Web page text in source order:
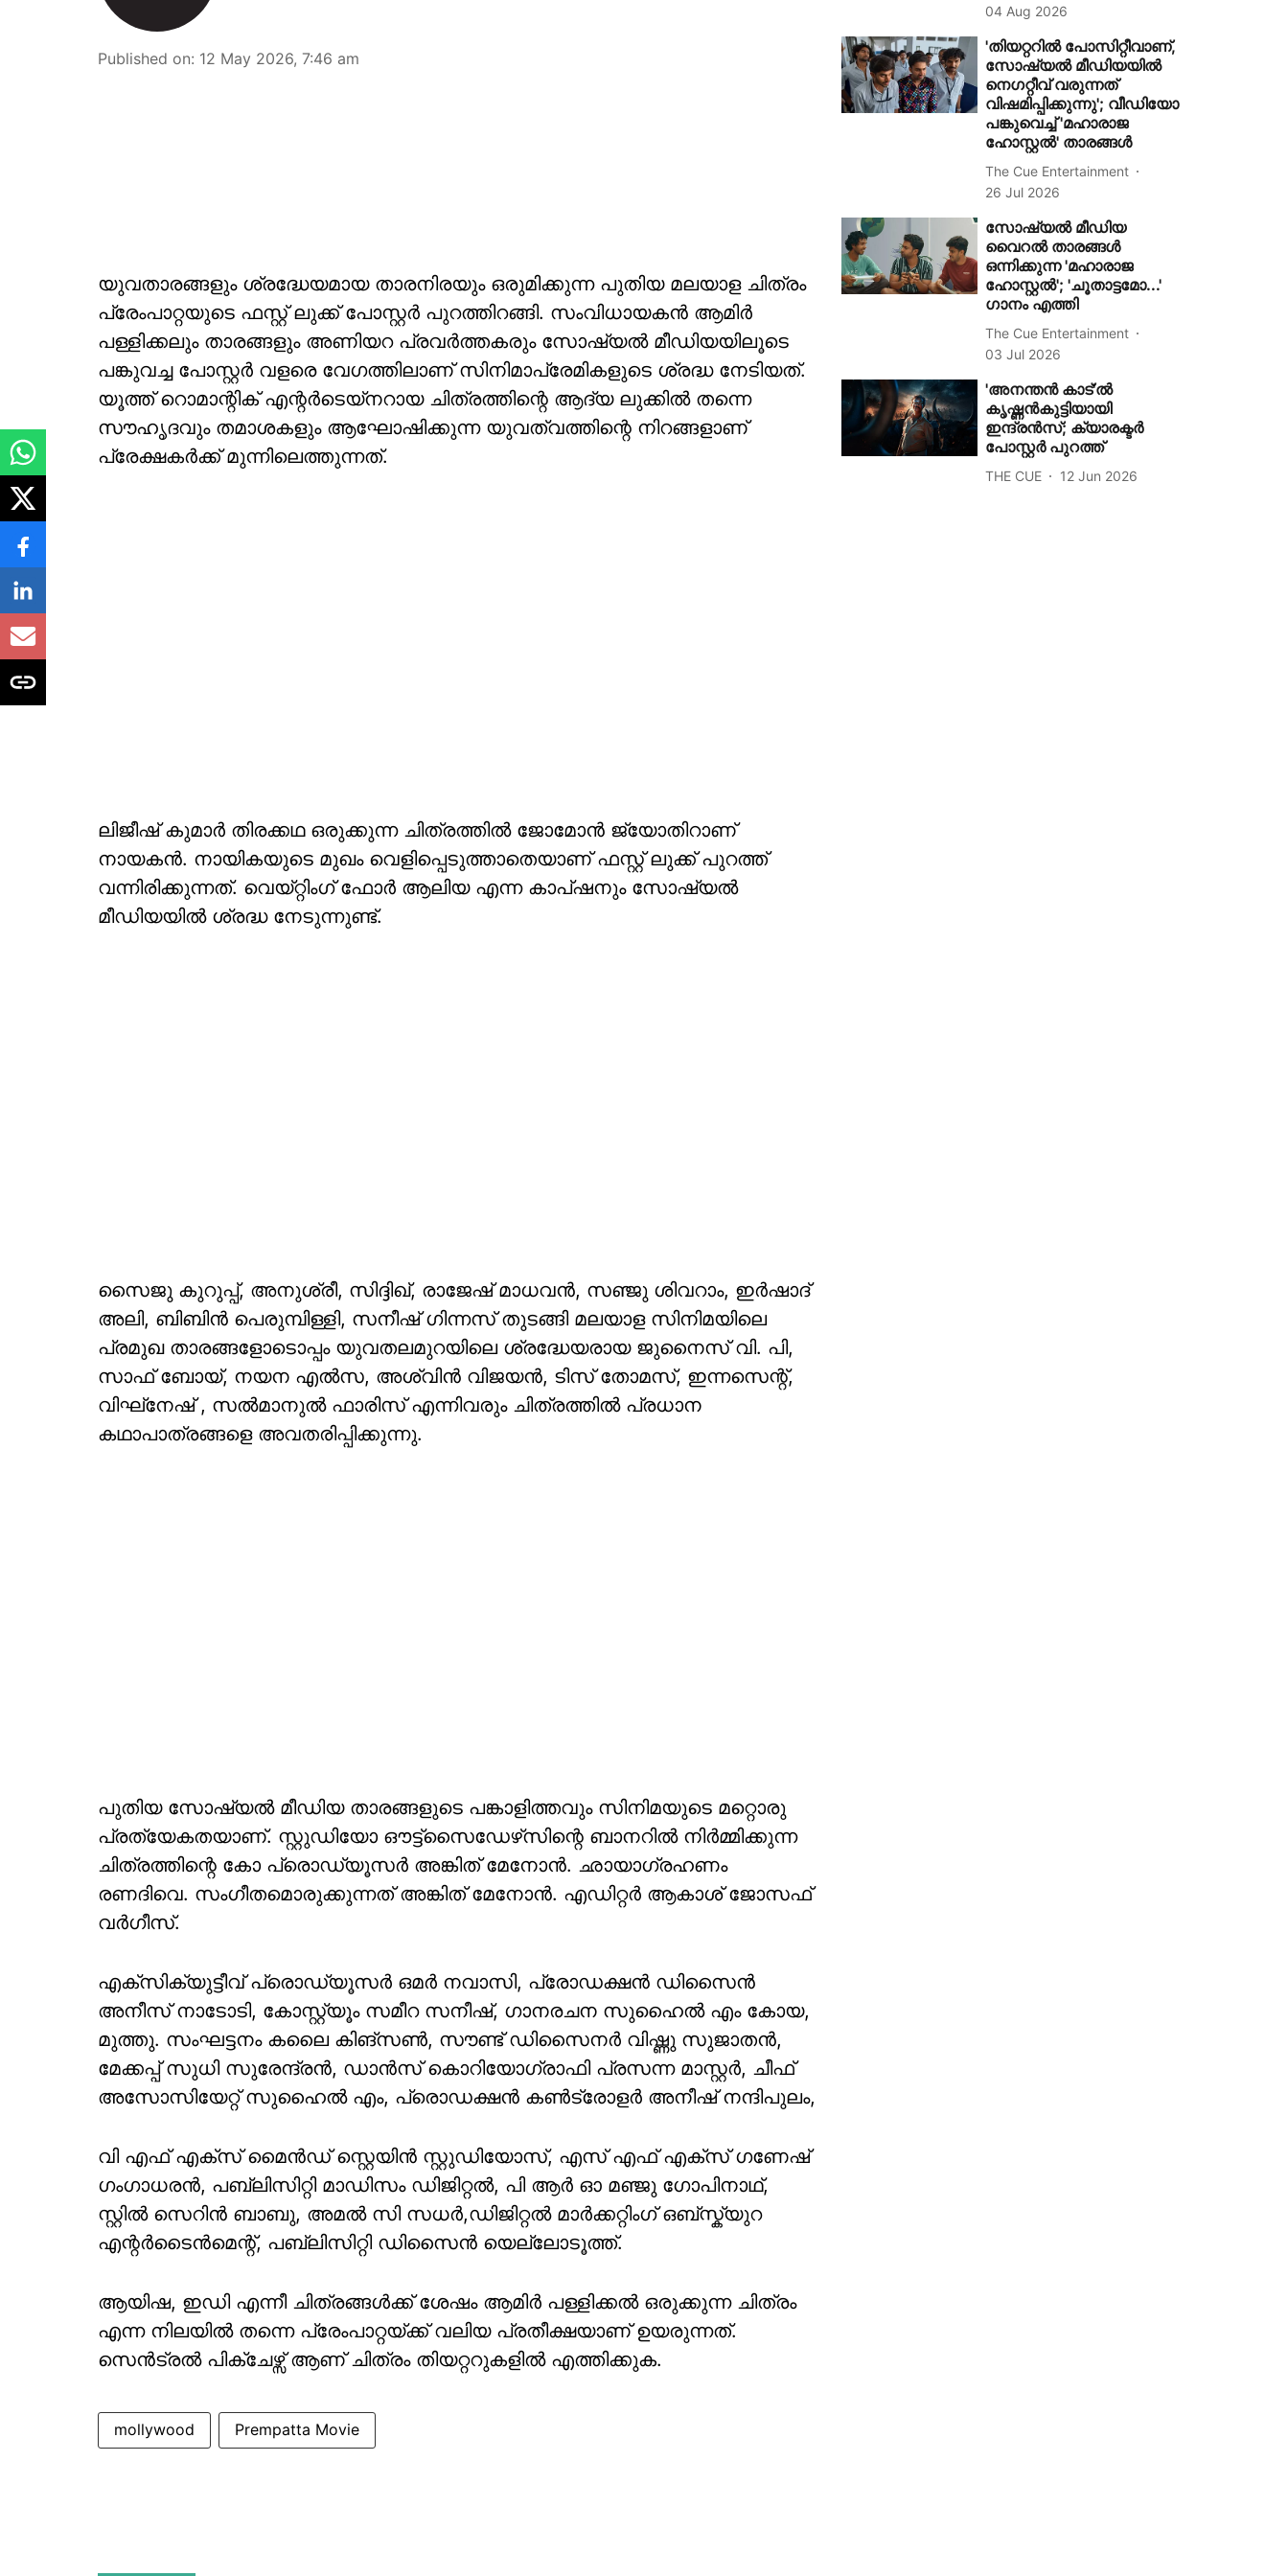
Published on: 12 May 2026, 7:46 am
യുവതാരങ്ങളും ശ്രദ്ധേയമായ താരനിരയും ഒരുമിക്കുന്ന പുതിയ മലയാള ചിത്രം
പ്രേംപാറ്റയുടെ ഫസ്റ്റ് ലുക്ക്‌ പോസ്റ്റർ പുറത്തിറങ്ങി. സംവിധായകൻ ആമിർ
പള്ളിക്കലും താരങ്ങളും അണിയറ പ്രവർത്തകരും സോഷ്യൽ മീഡിയയിലൂടെ
പങ്കുവച്ച പോസ്റ്റർ വളരെ വേഗത്തിലാണ് സിനിമാപ്രേമികളുടെ ശ്രദ്ധ നേടിയത്.
യൂത്ത് റൊമാന്റിക് എന്റർടെയ്നറായ ചിത്രത്തിന്റെ ആദ്യ ലുക്കിൽ തന്നെ
സൗഹൃദവും തമാശകളും ആഘോഷിക്കുന്ന യുവത്വത്തിന്റെ നിറങ്ങളാണ്
പ്രേക്ഷകർക്ക് മുന്നിലെത്തുന്നത്.
ലിജീഷ് കുമാർ തിരക്കഥ ഒരുക്കുന്ന ചിത്രത്തിൽ ജോമോൻ ജ്യോതിറാണ്
നായകൻ. നായികയുടെ മുഖം വെളിപ്പെടുത്താതെയാണ് ഫസ്റ്റ് ലുക്ക് പുറത്ത്
വന്നിരിക്കുന്നത്. വെയ്റ്റിംഗ് ഫോർ ആലിയ എന്ന കാപ്ഷനും സോഷ്യൽ
മീഡിയയിൽ ശ്രദ്ധ നേടുന്നുണ്ട്.
സൈജു കുറുപ്പ്, അനുശ്രീ, സിദ്ദിഖ്, രാജേഷ് മാധവൻ, സഞ്ജു ശിവറാം, ഇർഷാദ്
അലി, ബിബിൻ പെരുമ്പിള്ളി, സനീഷ് ഗിന്നസ് തുടങ്ങി മലയാള സിനിമയിലെ
പ്രമുഖ താരങ്ങളോടൊപ്പം യുവതലമുറയിലെ ശ്രദ്ധേയരായ ജുനൈസ് വി. പി,
സാഫ് ബോയ്, നയന എൽസ, അശ്വിൻ വിജയൻ, ടിസ് തോമസ്, ഇന്നസെന്റ്,
വിഘ്‌നേഷ് , സൽമാനുൽ ഫാരിസ് എന്നിവരും ചിത്രത്തിൽ പ്രധാന
കഥാപാത്രങ്ങളെ അവതരിപ്പിക്കുന്നു.
പുതിയ സോഷ്യൽ മീഡിയ താരങ്ങളുടെ പങ്കാളിത്തവും സിനിമയുടെ മറ്റൊരു
പ്രത്യേകതയാണ്. സ്റ്റുഡിയോ ഔട്ട്‌സൈഡേഴ്‌സിന്റെ ബാനറിൽ നിർമ്മിക്കുന്ന
ചിത്രത്തിന്റെ കോ പ്രൊഡ്യൂസർ അങ്കിത് മേനോൻ. ഛായാഗ്രഹണം
രണദിവെ. സംഗീതമൊരുക്കുന്നത് അങ്കിത് മേനോൻ. എഡിറ്റർ ആകാശ് ജോസഫ്
വര്‍ഗീസ്.
എക്സിക്യുട്ടീവ് പ്രൊഡ്യൂസർ ഒമർ നവാസി, പ്രോഡക്ഷൻ ഡിസൈൻ
അനീസ് നാടോടി, കോസ്റ്റ്യൂം സമീറ സനീഷ്, ഗാനരചന സുഹൈൽ എം കോയ,
മുത്തു. സംഘട്ടനം കലൈ കിങ്സൺ, സൗണ്ട് ഡിസൈനർ വിഷ്ണു സുജാതൻ,
മേക്കപ്പ് സുധി സുരേന്ദ്രൻ, ഡാൻസ് കൊറിയോഗ്രാഫി പ്രസന്ന മാസ്റ്റർ, ചീഫ്
അസോസിയേറ്റ് സുഹൈൽ എം, പ്രൊഡക്ഷൻ കൺട്രോളർ അനീഷ് നന്ദിപുലം,
വി എഫ് എക്സ് മൈൻഡ് സ്റ്റെയിൻ സ്റ്റുഡിയോസ്, എസ് എഫ് എക്സ് ഗണേഷ്
ഗംഗാധരൻ, പബ്ലിസിറ്റി മാഡിസം ഡിജിറ്റൽ, പി ആർ ഓ മഞ്ജു ഗോപിനാഥ്,
സ്റ്റിൽ സെറിൻ ബാബു, അമൽ സി സധർ,ഡിജിറ്റൽ മാർക്കറ്റിംഗ് ഒബ്സ്ക്യുറ
എന്റർടൈൻമെന്റ്, പബ്ലിസിറ്റി ഡിസൈൻ യെല്ലോടൂത്ത്.
ആയിഷ, ഇഡി എന്നീ ചിത്രങ്ങൾക്ക് ശേഷം ആമിർ പള്ളിക്കൽ ഒരുക്കുന്ന ചിത്രം
എന്ന നിലയിൽ തന്നെ പ്രേംപാറ്റയ്ക്ക് വലിയ പ്രതീക്ഷയാണ് ഉയരുന്നത്.
സെന്‍ട്രല്‍ പിക്‌ചേഴ്സ് ആണ് ചിത്രം തിയറ്ററുകളിൽ എത്തിക്കുക.
mollywood Prempatta Movie
04 Aug 2026
'തിയറ്ററിൽ പോസിറ്റീവാണ്,
സോഷ്യൽ മീഡിയയിൽ
നെഗറ്റീവ് വരുന്നത്
വിഷമിപ്പിക്കുന്നു'; വീഡിയോ
പങ്കുവെച്ച് 'മഹാരാജ
ഹോസ്റ്റൽ' താരങ്ങൾ
The Cue Entertainment
26 Jul 2026
സോഷ്യൽ മീഡിയ
വൈറൽ താരങ്ങള്‍
ഒന്നിക്കുന്ന 'മഹാരാജ
ഹോസ്റ്റൽ'; 'ചൂതാട്ടമോ...'
ഗാനം എത്തി
The Cue Entertainment
03 Jul 2026
'അനന്തൻ കാട്'ൽ
കൃഷ്ണൻകുട്ടിയായി
ഇന്ദ്രൻസ്; ക്യാരക്ടർ
പോസ്റ്റർ പുറത്ത്
THE CUE 12 Jun 2026